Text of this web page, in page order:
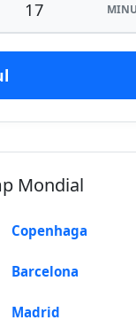
Mondial
Copenhaga
Barcelona
Madrid